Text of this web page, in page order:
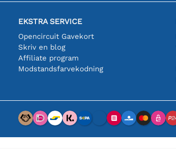
EKSTRA SERVICE
Opencircuit Gavekort
Skriv en blog
Affiliate program
Modstandsfarvekodning